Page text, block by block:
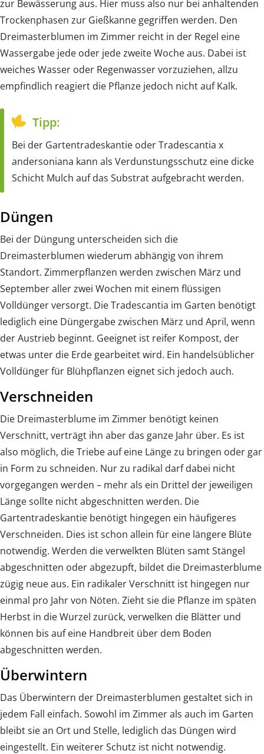
zur Bewässerung aus. Hier muss also nur bei anhaltenden
Trockenphasen zur Gießkanne gegriffen werden. Den
Dreimasterblumen im Zimmer reicht in der Regel eine
Wassergabe jede oder jede zweite Woche aus. Dabei ist
weiches Wasser oder Regenwasser vorzuziehen, allzu
empfindlich reagiert die Pflanze jedoch nicht auf Kalk.
Tipp:
Bei der Gartentradeskantie oder Tradescantia x
andersoniana kann als Verdunstungsschutz eine dicke
Schicht Mulch auf das Substrat aufgebracht werden.
Düngen
Bei der Düngung unterscheiden sich die
Dreimasterblumen wiederum abhängig von ihrem
Standort. Zimmerpflanzen werden zwischen März und
September aller zwei Wochen mit einem flüssigen
Volldünger versorgt. Die Tradescantia im Garten benötigt
lediglich eine Düngergabe zwischen März und April, wenn
der Austrieb beginnt. Geeignet ist reifer Kompost, der
etwas unter die Erde gearbeitet wird. Ein handelsüblicher
Volldünger für Blühpflanzen eignet sich jedoch auch.
Verschneiden
Die Dreimasterblume im Zimmer benötigt keinen
Verschnitt, verträgt ihn aber das ganze Jahr über. Es ist
also möglich, die Triebe auf eine Länge zu bringen oder gar
in Form zu schneiden. Nur zu radikal darf dabei nicht
vorgegangen werden – mehr als ein Drittel der jeweiligen
Länge sollte nicht abgeschnitten werden. Die
Gartentradeskantie benötigt hingegen ein häufigeres
Verschneiden. Dies ist schon allein für eine längere Blüte
notwendig. Werden die verwelkten Blüten samt Stängel
abgeschnitten oder abgezupft, bildet die Dreimasterblume
zügig neue aus. Ein radikaler Verschnitt ist hingegen nur
einmal pro Jahr von Nöten. Zieht sie die Pflanze im späten
Herbst in die Wurzel zurück, verwelken die Blätter und
können bis auf eine Handbreit über dem Boden
abgeschnitten werden.
Überwintern
Das Überwintern der Dreimasterblumen gestaltet sich in
jedem Fall einfach. Sowohl im Zimmer als auch im Garten
bleibt sie an Ort und Stelle, lediglich das Düngen wird
eingestellt. Ein weiterer Schutz ist nicht notwendig.